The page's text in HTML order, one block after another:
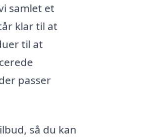
samlet et
klar til at
til at
passer
så du kan